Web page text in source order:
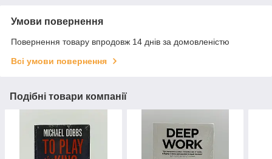
Умови повернення
Повернення товару впродовж 14 днів за домовленістю
Всі умови повернення
Подібні товари компанії